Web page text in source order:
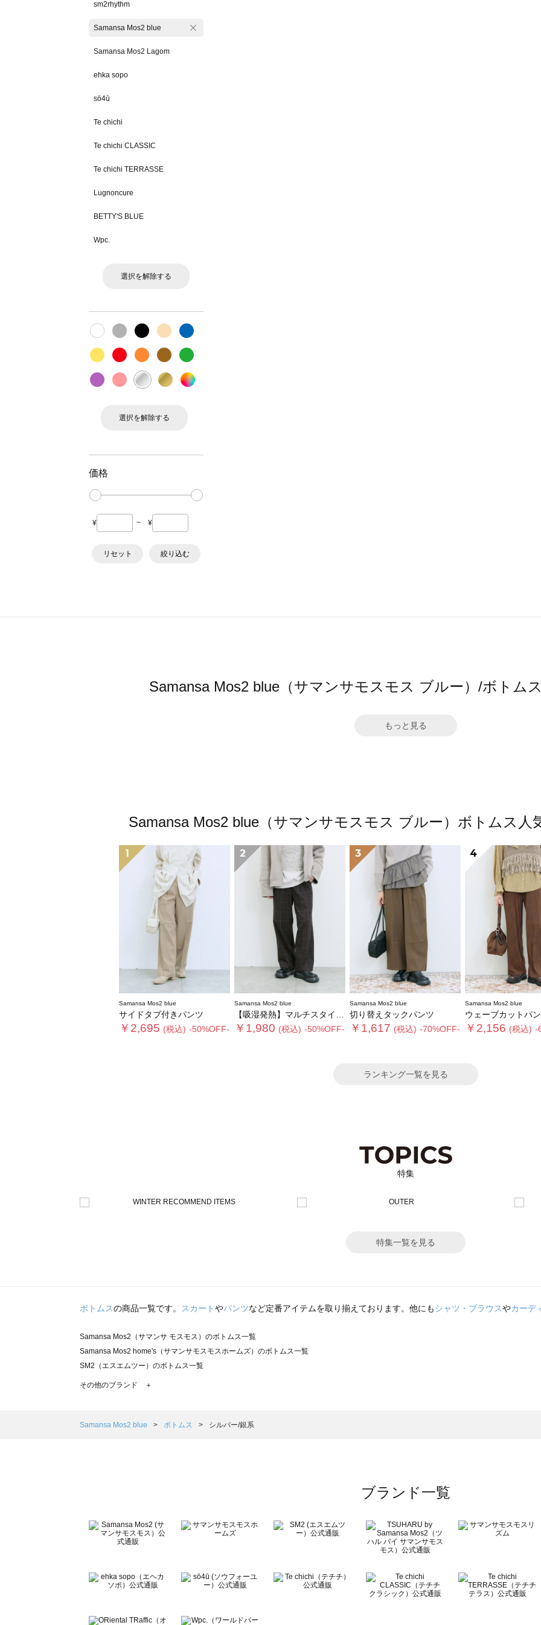
sm2rhythm
Samansa Mos2 blue
Samansa Mos2 Lagom
ehka sopo
sō4ū
Te chichi
Te chichi CLASSIC
Te chichi TERRASSE
Lugnoncure
BETTY'S BLUE
Wpc.
選択を解除する
選択を解除する
価格
¥ ~ ¥
リセット 絞り込む
Samansa Mos2 blue（サマンサモスモス ブルー）/ボトム
もっと見る
Samansa Mos2 blue（サマンサモスモス ブルー）ボトムス
1
Samansa Mos2 blue
サイドタブ付きパンツ
￥2,695 (税込) -50%OFF-
2
Samansa Mos2 blue
【吸湿発熱】マルチスタイルストレートパンツ
￥1,980 (税込) -50%OFF-
3
Samansa Mos2 blue
切り替えタックパンツ
￥1,617 (税込) -70%OFF-
4
Samansa Mos2 blue
ウェーブカットパ
￥2,156 (税込) -
ランキング一覧を見る
特集
特集一覧を見る
ボトムスの商品一覧です。 スカートやパンツなど定番アイテムを取り揃えております。他にもシャツ・ブラウスやカーデ
Samansa Mos2（サマンサ モスモス）のボトムス一覧
Samansa Mos2 home's（サマンサモスモスホームズ）のボトムス一覧
SM2（エスエムツー）のボトムス一覧
TSUHARU by Samansa Mos2（ツハルバイサマンサモスモス）のボトムス一覧
Samansa Mos2 Lagom（サマンサモスモス ラーゴム）のボトムス一覧
BETTY'S BLUE（べティーズブルー）のボトムス一覧
Wpc.（ワールドパーティー）のボトムス一覧
その他のブランド ＋
Samansa Mos2 blue ボトムス シルバー/銀系
ブランド一覧